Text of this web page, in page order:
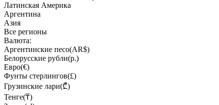
Латинская Америка
Аргентина
Азия
Все регионы
Валюта:
Аргентинские песо(AR$)
Белорусские рубли(р.)
Евро(€)
Фунты стерлингов(£)
Грузинские лари(₾)
Тенге(₸)